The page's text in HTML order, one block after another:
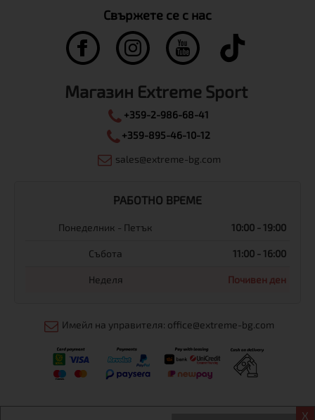
X
Свържете се с нас
Магазин Extreme Sport
+359-2-986-68-41
+359-895-46-10-12
sales@extreme-bg.com
РАБОТНО ВРЕМЕ
Понеделник - Петък 10:00 - 19:00
Събота 11:00 - 16:00
Неделя Почивен ден
Имейл на управителя: office@extreme-bg.com